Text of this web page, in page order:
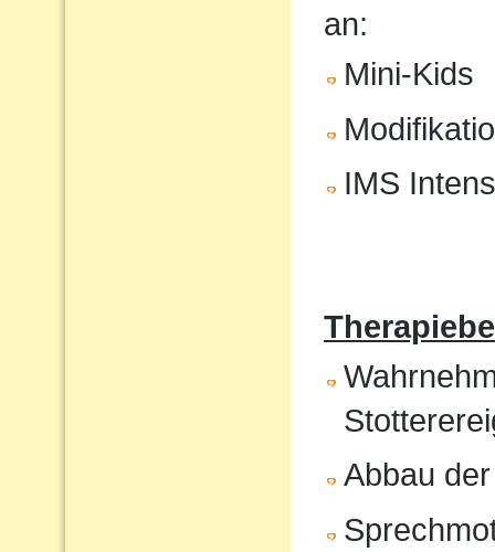
an:
Mini-Kids
IMS
Abbau